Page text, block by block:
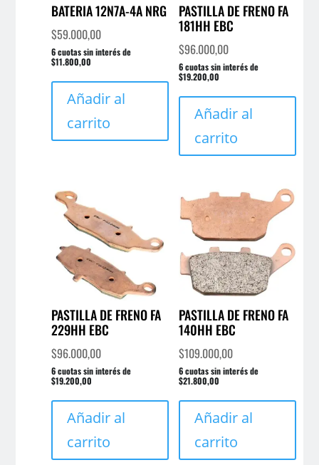
BATERIA 12N7A-4A NRG
$59.000,00
6 cuotas sin interés de
$11.800,00
Añadir al
carrito
PASTILLA DE FRENO FA
181HH EBC
$96.000,00
6 cuotas sin interés de
$19.200,00
Añadir al
carrito
PASTILLA DE FRENO FA
229HH EBC
$96.000,00
6 cuotas sin interés de
$19.200,00
Añadir al
carrito
PASTILLA DE FRENO FA
140HH EBC
$109.000,00
6 cuotas sin interés de
$21.800,00
Añadir al
carrito